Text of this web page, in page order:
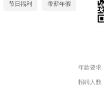
节日福利 带薪年假
年龄要求
招聘人数